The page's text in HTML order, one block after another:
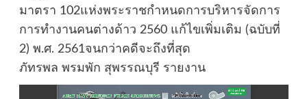
มาตรา 102แห่งพระราชกำหนดการบริหารจัดการ
การทำงานคนต่างด้าว 2560 แก้ไขเพิ่มเติม (ฉบับที่
2) พ.ศ. 2561จนกว่าคดีจะถึงที่สุด
ภัทรพล พรมพัก สุพรรณบุรี รายงาน